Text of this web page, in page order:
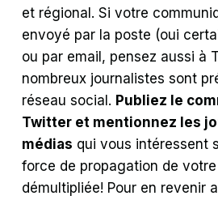
et régional. Si votre
envoyé par la poste (oui
ou par email, pensez aussi à
nombreux journalistes sont
réseau social. Publiez le
Twitter et mentionnez les
médias qui vous intéressent
force de propagation de
démultipliée! Pour en revenir